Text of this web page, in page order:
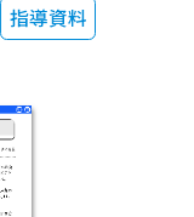
指導資料